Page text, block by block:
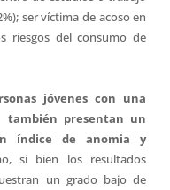
ser víctima de acoso en
riesgos del consumo de
jóvenes con una
también presentan un
índice de anomia y
si bien los resultados
un grado bajo de